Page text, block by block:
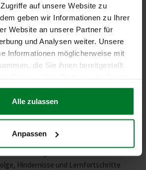
auf unsere Website zu
geben wir Informationen zu Ihrer
Website an unsere Partner für
und Analysen weiter. Unsere
Informationen möglicherweise mit
die Sie ihnen bereitgestellt
Alle zulassen
Anpassen
Persönliche Einfluss- und
eines individuellen Maßnahmenplans zur
Tipps und Handlungsempfehlungen
Wochen später)
Hindernisse und Lernfortschritte